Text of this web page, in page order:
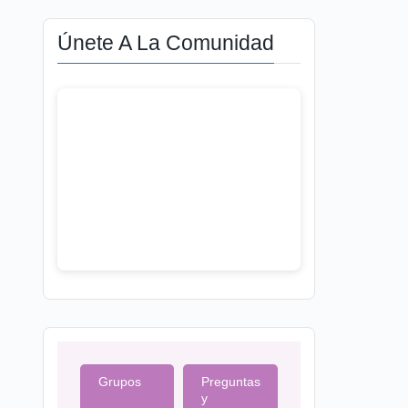
Únete A La Comunidad
Grupos
Preguntas
y